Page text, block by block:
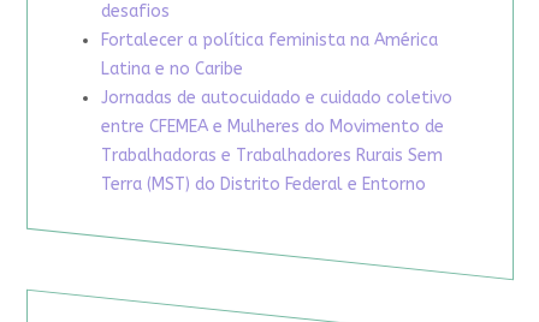
desafios
Fortalecer a política feminista na América
Latina e no Caribe
Jornadas de autocuidado e cuidado coletivo
entre CFEMEA e Mulheres do Movimento de
Trabalhadoras e Trabalhadores Rurais Sem
Terra (MST) do Distrito Federal e Entorno